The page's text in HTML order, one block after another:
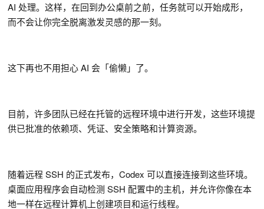
AI 处理。这样，在回到办公桌前之前，任务就可以开始成形，
而不会让你完全脱离激发灵感的那一刻。
这下再也不用担心 AI 会「偷懒」了。
目前，许多团队已经在托管的远程环境中进行开发，这些环境提
供已批准的依赖项、凭证、安全策略和计算资源。
随着远程 SSH 的正式发布，Codex 可以直接连接到这些环境。
桌面应用程序会自动检测 SSH 配置中的主机，并允许你像在本
地一样在远程计算机上创建项目和运行线程。